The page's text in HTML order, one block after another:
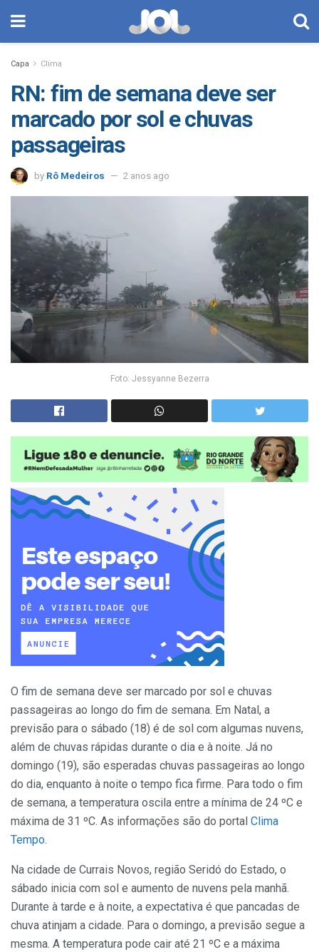
Capa Clima
RN: fim de semana deve ser
marcado por sol e chuvas
passageiras
by Rô Medeiros 2 anos ago
Foto: Jessyanne Bezerra
O fim de semana deve ser marcado por sol e chuvas
passageiras ao longo do fim de semana. Em Natal, a
previsão para o sábado (18) é de sol com algumas nuvens,
além de chuvas rápidas durante o dia e à noite. Já no
domingo (19), são esperadas chuvas passageiras ao longo
do dia, enquanto à noite o tempo fica firme. Para todo o fim
de semana, a temperatura oscila entre a mínima de 24 ºC e
máxima de 31 ºC. As informações são do portal Clima
Tempo.
Na cidade de Currais Novos, região Seridó do Estado, o
sábado inicia com sol e aumento de nuvens pela manhã.
Durante à tarde e à noite, a expectativa é que pancadas de
chuva atinjam a cidade. Para o domingo, a previsão segue a
mesma. A temperatura pode cair até 21 ºC e a máxima